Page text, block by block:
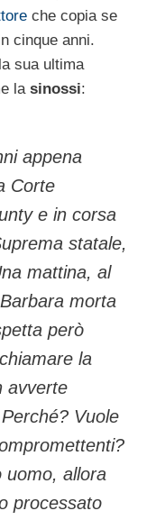
che copia se
cinque anni.
sua ultima
la sinossi:
appena
Corte
e in corsa
statale,
mattina, al
morta
però
la
avverte
Vuole
uomo, allora
processato